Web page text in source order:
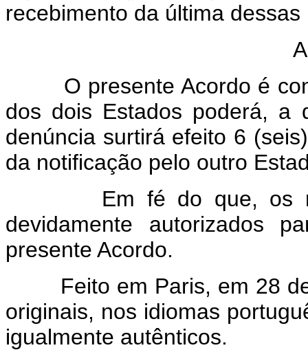
recebimento da última
O presente Acordo é
dos dois Estados poderá, a
denúncia surtirá efeito 6
da notificação pelo outro
Em fé do que, os
devidamente autorizados
presente Acordo.
Feito em Paris, em 28 de
originais, nos idiomas
igualmente autênticos.